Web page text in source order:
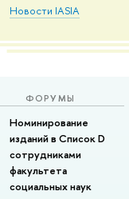
Новости IASIA
ФОРУМЫ
Номинирование
изданий в Список D
сотрудниками
факультета
социальных наук